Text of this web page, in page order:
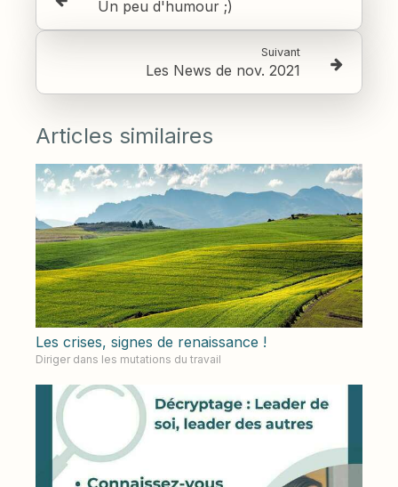
Un peu d'humour ;)
Suivant
Les News de nov. 2021
Articles similaires
Les crises, signes de renaissance !
Diriger dans les mutations du travail